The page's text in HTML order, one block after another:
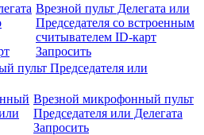
Врезной пульт Делегата или
Председателя со встроенным
считывателем ID-карт
Запросить
пульт Председателя или
Врезной микрофонный пульт
Председателя или Делегата
Запросить